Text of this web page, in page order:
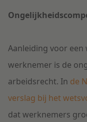
Aanleiding voor
werknemer is de
arbeidsrecht. In de
verslag bij het
dat werknemers